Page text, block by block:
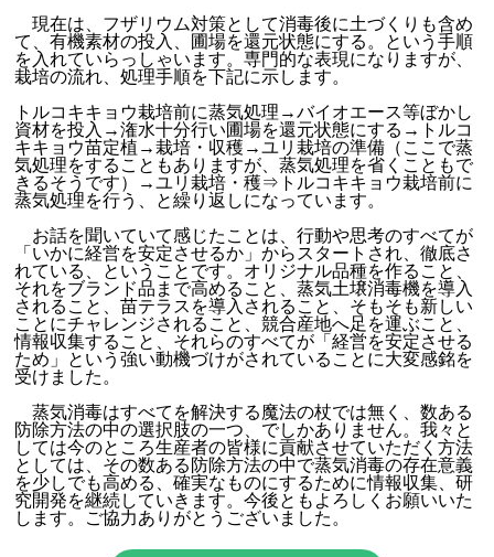
現在は、フザリウム対策として消毒後に土づくりも含め
て、有機素材の投入、圃場を還元状態にする。という手順
を入れていらっしゃいます。専門的な表現になりますが、
栽培の流れ、処理手順を下記に示します。
トルコキキョウ栽培前に蒸気処理→バイオエース等ぼかし
資材を投入→潅水十分行い圃場を還元状態にする→トルコ
キキョウ苗定植→栽培・収穫→ユリ栽培の準備（ここで蒸
気処理をすることもありますが、蒸気処理を省くこともで
きるそうです）→ユリ栽培・穫⇒トルコキキョウ栽培前に
蒸気処理を行う、と繰り返しになっています。
お話を聞いていて感じたことは、行動や思考のすべてが
「いかに経営を安定させるか」からスタートされ、徹底さ
れている、ということです。 オリジナル品種を作ること、
それをブランド品まで高めること、蒸気土壌消毒機を導入
されること、苗テラスを導入されること、そもそも新しい
ことにチャレンジされること、競合産地へ足を運ぶこと、
情報収集すること、それらのすべてが「経営を安定させる
ため」という強い動機づけがされていることに大変感銘を
受けました。
蒸気消毒はすべてを解決する魔法の杖では無く、数ある
防除方法の中の選択肢の一つ、でしかありません。我々と
しては今のところ生産者の皆様に貢献させていただく方法
としては、その数ある防除方法の中で蒸気消毒の存在意義
を少しでも高める、確実なものにするために情報収集、研
究開発を継続していきます。今後ともよろしくお願いいた
します。ご協力ありがとうございました。